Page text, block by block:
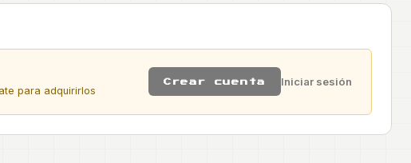
para adquirirlos
Crear cuenta Iniciar sesión